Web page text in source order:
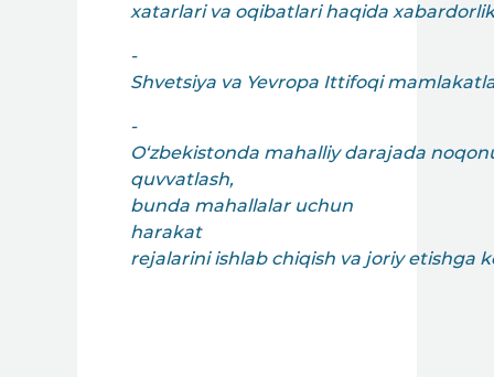
xatarlari va oqibatlari haqida
-
Shvetsiya va Yevropa Ittifoqi
-
O‘zbekistonda mahalliy darajada
quvvatlash,
bunda mahallalar uchun
harakat
rejalarini ishlab chiqish va joriy etishga